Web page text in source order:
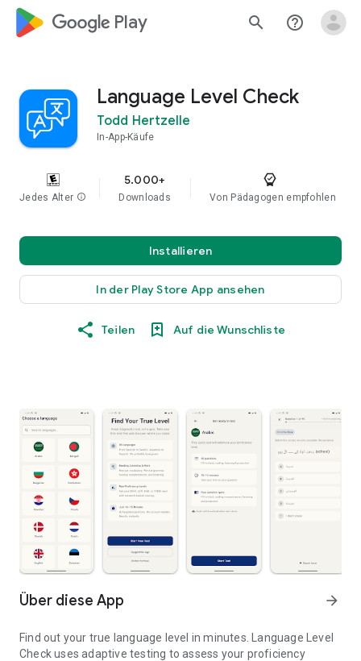
google_logo Play search help_outline
Language Level Check
Todd Hertzelle
In-App-Käufe
Jedes Alter info
5.000+
Downloads Von Pädagogen empfohlen
Installieren
In der Play Store App ansehen
Teilen Auf die Wunschliste
Über diese App arrow_forward
Find out your true language level in minutes. Language Level
Check uses adaptive testing to assess your proficiency